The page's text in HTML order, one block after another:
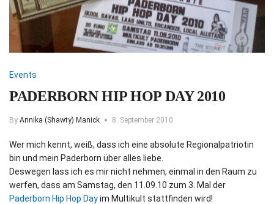
Events
PADERBORN HIP HOP DAY 2010
By Annika (Shawty) Manick 8. September 2010
Wer mich kennt, weiß, dass ich eine absolute Regionalpatriotin
bin und mein Paderborn über alles liebe.
Deswegen lass ich es mir nicht nehmen, einmal in den Raum zu
werfen, dass am Samstag, den 11.09.10 zum 3. Mal der
Paderborn Hip Hop Dayim Multikult stattfinden wird!